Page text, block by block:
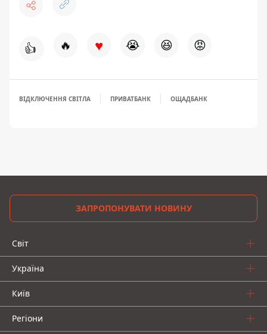
👍 🔥 ♥ 😭 😆 😡
ВІДКЛЮЧЕННЯ СВІТЛА ПРИВАТБАНК ОЩАДБАНК
ЗАПРОПОНУВАТИ НОВИНУ
Світ
Україна
Київ
Регіони